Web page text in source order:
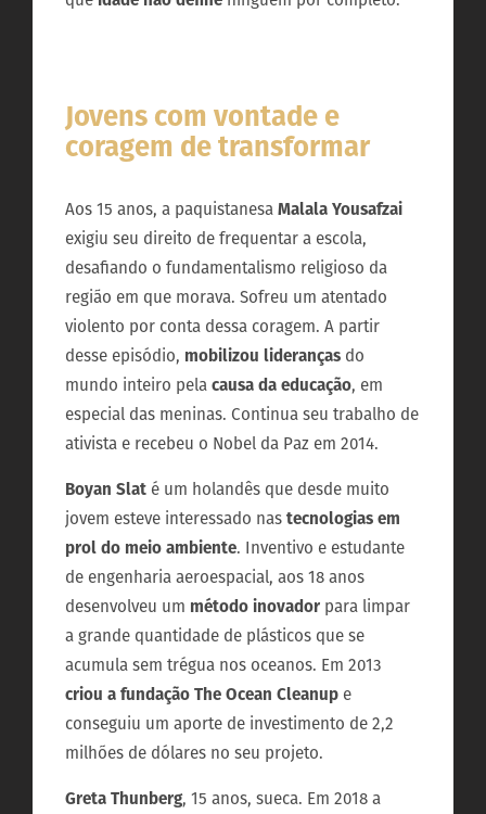
Jovens com vontade e
coragem de transformar
Aos 15 anos, a paquistanesaMalala Yousafzai
exigiu seu direito de frequentar a escola,
desafiando o fundamentalismo religioso da
região em que morava. Sofreu um atentado
violento por conta dessa coragem. A partir
desse episódio, mobilizou lideranças do
mundo inteiro pelacausa da educação, em
especial das meninas. Continua seu trabalho de
ativista e recebeu o Nobel da Paz em 2014.
Boyan Slat é um holandês que desde muito
jovem esteve interessado nastecnologias em
prol do meio ambiente. Inventivo e estudante
de engenharia aeroespacial, aos 18 anos
desenvolveu um método inovador para limpar
a grande quantidade de plásticos que se
acumula sem trégua nos oceanos. Em 2013
criou a fundação The Ocean Cleanup e
conseguiu um aporte de investimento de 2,2
milhões de dólares no seu projeto.
Greta Thunberg, 15 anos, sueca. Em 2018 a